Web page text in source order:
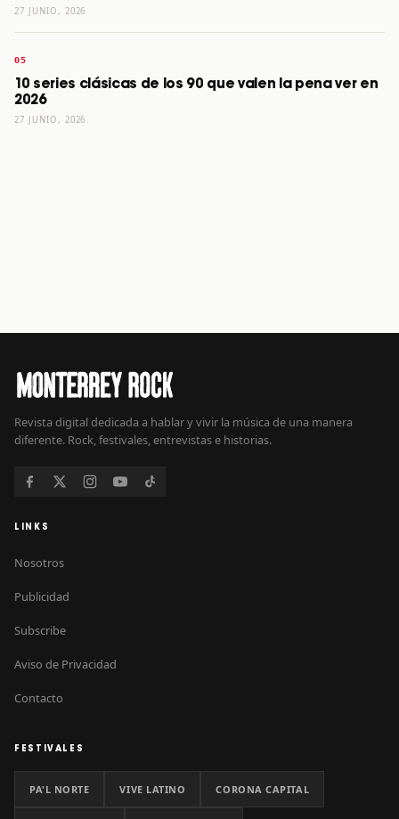
27 JUNIO, 2026
10 series clásicas de los 90 que valen la pena ver en
2026
27 JUNIO, 2026
Revista digital dedicada a hablar y vivir la música de una manera
diferente. Rock, festivales, entrevistas e historias.
LINKS
Nosotros
Publicidad
Subscribe
Aviso de Privacidad
Contacto
FESTIVALES
PA'L NORTE VIVE LATINO CORONA CAPITAL